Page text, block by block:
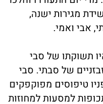
מגירות ישנה,
אבי ואמי.
תשוקתו של סבי
של סבתי. סבי
טיפוסים מפוקפקים
למסעות למחוזות